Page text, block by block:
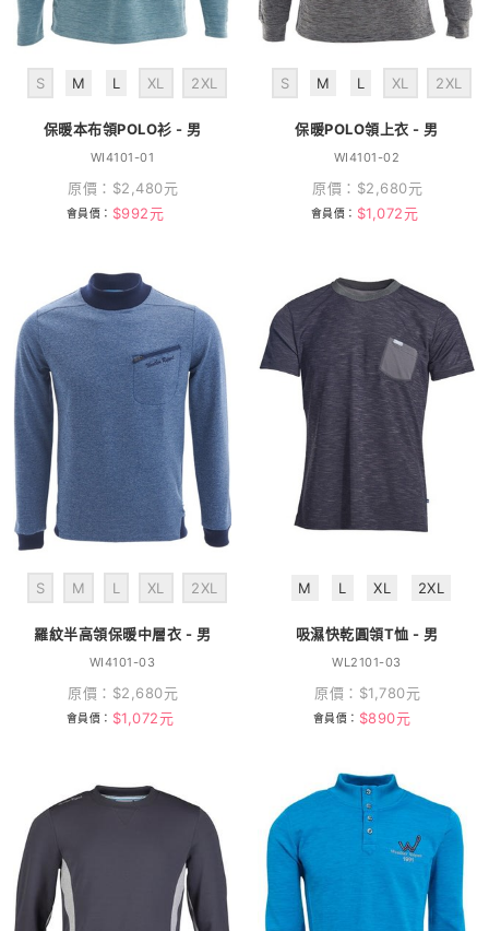
S M L XL 2XL
保暖本布領POLO衫 - 男
WI4101-01
原價： $2,480元
會員價： $992元
S M L XL 2XL
保暖POLO領上衣 - 男
WI4101-02
原價： $2,680元
會員價： $1,072元
S M L XL 2XL
羅紋半高領保暖中層衣 - 男
WI4101-03
原價： $2,680元
會員價： $1,072元
M L XL 2XL
吸濕快乾圓領T恤 - 男
WL2101-03
原價： $1,780元
會員價： $890元